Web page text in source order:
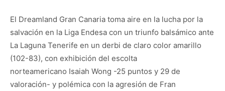
El Dreamland Gran Canaria toma aire en la lucha por la
salvación en la Liga Endesa con un triunfo balsámico ante
La Laguna Tenerife en un derbi de claro color amarillo
(102-83), con exhibición del escolta
norteamericano Isaiah Wong -25 puntos y 29 de
valoración- y polémica con la agresión de Fran